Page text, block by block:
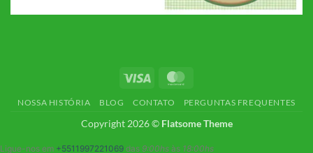
Visa
NOSSA HISTÓRIA BLOG CONTATO PERGUNTAS FREQUENTES
Copyright 2026 © Flatsome Theme
Ligue-nos em +5511997221069 das 9:00hs às 18:00hs